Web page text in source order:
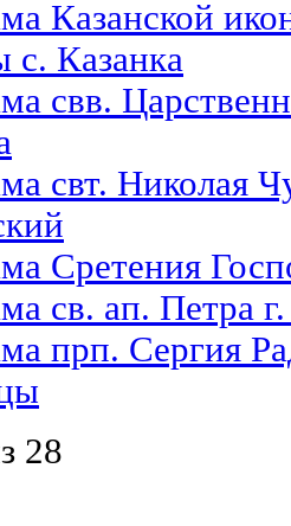
Казанской
с. Казанка
свв.
свт. Николая
Сретения
св. ап. Петра
прп. Сергия
28